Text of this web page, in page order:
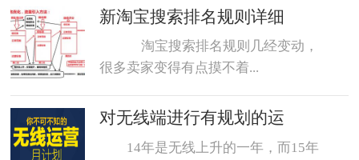
新淘宝搜索排名规则详细
淘宝搜索排名规则几经变动，
很多卖家变得有点摸不着...
对无线端进行有规划的运
14年是无线上升的一年，而15年